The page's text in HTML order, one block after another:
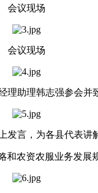
会议现场
会议现场
理助理韩志强参会并
发言，为各县代表讲
和农资农服业务发展